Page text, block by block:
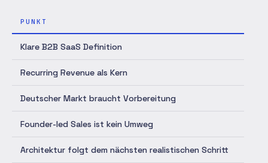
PUNKT
Klare B2B SaaS Definition
Recurring Revenue als Kern
Deutscher Markt braucht Vorbereitung
Founder-led Sales ist kein Umweg
Architektur folgt dem nächsten realistischen Schritt